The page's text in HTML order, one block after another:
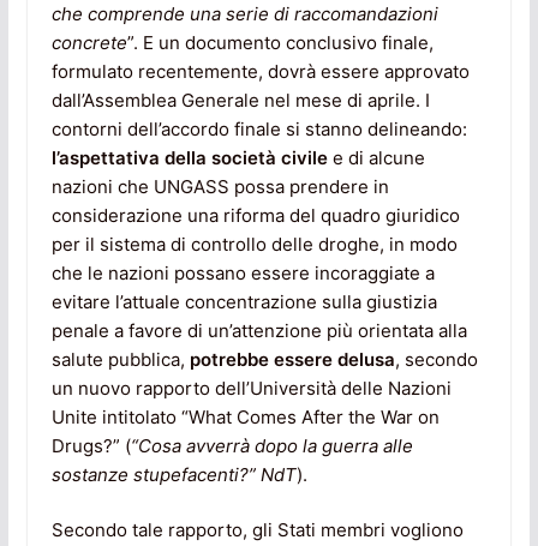
che comprende una serie di raccomandazioni
concrete”. E un documento conclusivo finale,
formulato recentemente, dovrà essere approvato
dall’Assemblea Generale nel mese di aprile. I
contorni dell’accordo finale si stanno delineando:
l’aspettativa della società civilee di alcune
nazioni che UNGASS possa prendere in
considerazione una riforma del quadro giuridico
per il sistema di controllo delle droghe, in modo
che le nazioni possano essere incoraggiate a
evitare l’attuale concentrazione sulla giustizia
penale a favore di un’attenzione più orientata alla
salute pubblica, potrebbe essere delusa, secondo
un nuovo rapporto dell’Università delle Nazioni
Unite intitolato “What Comes After the War on
Drugs?” (“Cosa avverrà dopo la guerra alle
sostanze stupefacenti?” NdT).
Secondo tale rapporto, gli Stati membri vogliono